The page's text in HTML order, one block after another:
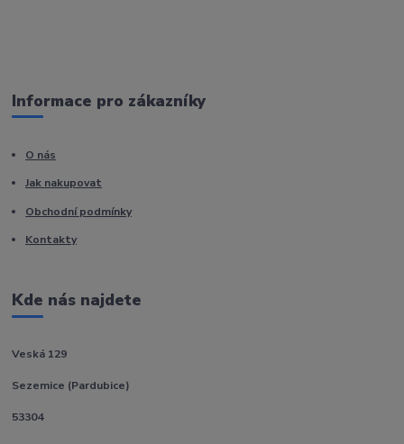
Informace pro zákazníky
O nás
Jak nakupovat
Obchodní podmínky
Kontakty
Kde nás najdete
Veská 129
Sezemice (Pardubice)
53304